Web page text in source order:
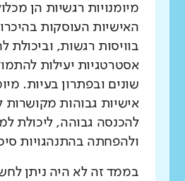
מיומנויות רגשיות הן
האישיות העוסקות
בוויסות רגשות, וביכולת
אסטרטגיות יעילות
שונים ובפתרון בעיות.
אישיות גבוהות מקושרות
להכנסה גבוהה, ליכולת
ולהפחתה בהתנהגויות
בממד זה לא היה ניתן